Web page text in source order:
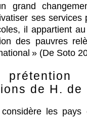
grand
ses
il appartient
des pauvres
» (De Soto
de H. de
les pays